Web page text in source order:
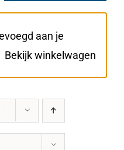
aan je
Bekijk winkelwagen